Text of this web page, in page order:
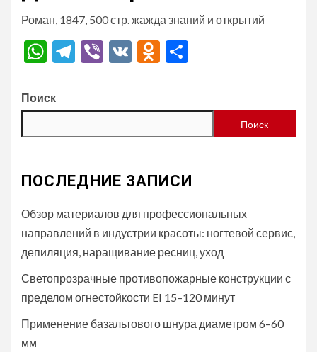
Роман, 1847, 500 стр. жажда знаний и открытий
WhatsApp
Telegram
Viber
VK Odnoklassniki
Поиск
Поиск
ПОСЛЕДНИЕ ЗАПИСИ
Обзор материалов для профессиональных
направлений в индустрии красоты: ногтевой сервис,
депиляция, наращивание ресниц, уход
Светопрозрачные противопожарные конструкции с
пределом огнестойкости EI 15–120 минут
Применение базальтового шнура диаметром 6–60
мм